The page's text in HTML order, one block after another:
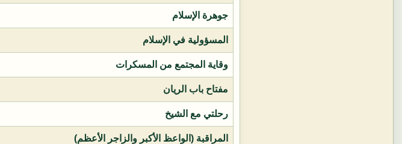
جوهرة الإسلام
المسؤولية في الإسلام
وقاية المجتمع من المسكرات
مفتاح باب الريان
رحلتي مع الشيخ
المراقبة (الواعظ الأكبر والزاجر الأعظم)